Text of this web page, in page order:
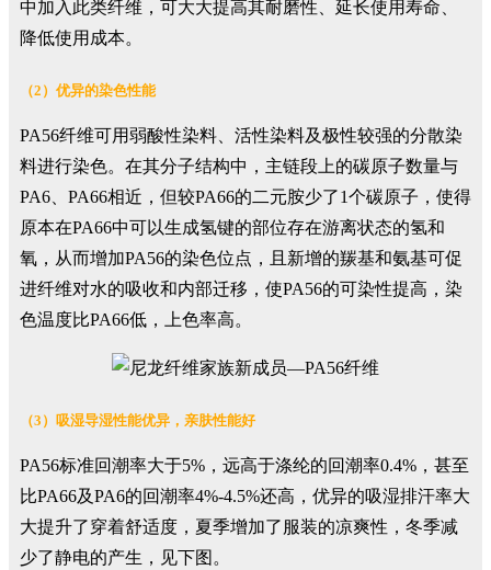
中加入此类纤维，可大大提高其耐磨性、延长使用寿命、
降低使用成本。
（2）优异的染色性能
PA56纤维可用弱酸性染料、活性染料及极性较强的分散染
料进行染色。在其分子结构中，主链段上的碳原子数量与
PA6、PA66相近，但较PA66的二元胺少了1个碳原子，使得
原本在PA66中可以生成氢键的部位存在游离状态的氢和
氧，从而增加PA56的染色位点，且新增的羰基和氨基可促
进纤维对水的吸收和内部迁移，使PA56的可染性提高，染
色温度比PA66低，上色率高。
（3）吸湿导湿性能优异，亲肤性能好
PA56标准回潮率大于5%，远高于涤纶的回潮率0.4%，甚至
比PA66及PA6的回潮率4%-4.5%还高，优异的吸湿排汗率大
大提升了穿着舒适度，夏季增加了服装的凉爽性，冬季减
少了静电的产生，见下图。